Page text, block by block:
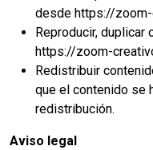
desde https://zoom-
Reproducir, duplicar
https://zoom-
Redistribuir
que el contenido se
redistribución.
Aviso legal